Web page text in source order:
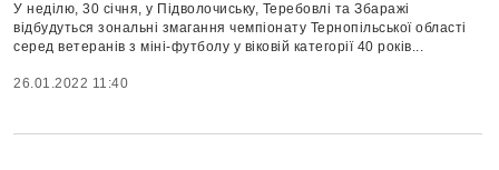
У неділю, 30 січня, у Підволочиську, Теребовлі та Збаражі
відбудуться зональні змагання чемпіонату Тернопільської області
серед ветеранів з міні-футболу у віковій категорії 40 років...
26.01.2022 11:40